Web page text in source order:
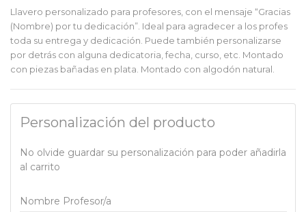
Llavero personalizado para profesores, con el mensaje “Gracias
(Nombre) por tu dedicación”. Ideal para agradecer a los profes
toda su entrega y dedicación. Puede también personalizarse
por detrás con alguna dedicatoria, fecha, curso, etc. Montado
con piezas bañadas en plata. Montado con algodón natural.
Personalización del producto
No olvide guardar su personalización para poder añadirla
al carrito
Nombre Profesor/a